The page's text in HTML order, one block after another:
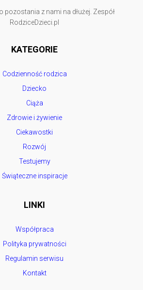
pozostania z nami na dłużej. Zespół
RodziceDzieci.pl
KATEGORIE
Codzienność rodzica
Dziecko
Ciąża
Zdrowie i żywienie
Ciekawostki
Rozwój
Testujemy
Świąteczne inspiracje
LINKI
Współpraca
Polityka prywatności
Regulamin serwisu
Kontakt